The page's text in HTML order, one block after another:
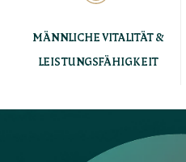
MÄNNLICHE VITALITÄT &
LEISTUNGSFÄHIGKEIT